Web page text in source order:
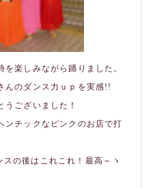
楽しみながら踊りました。
んのダンス力ｕｐを実感!!
ございました！
ンチックなピンクのお店で打
の後はこれこれ！最高～ヽ